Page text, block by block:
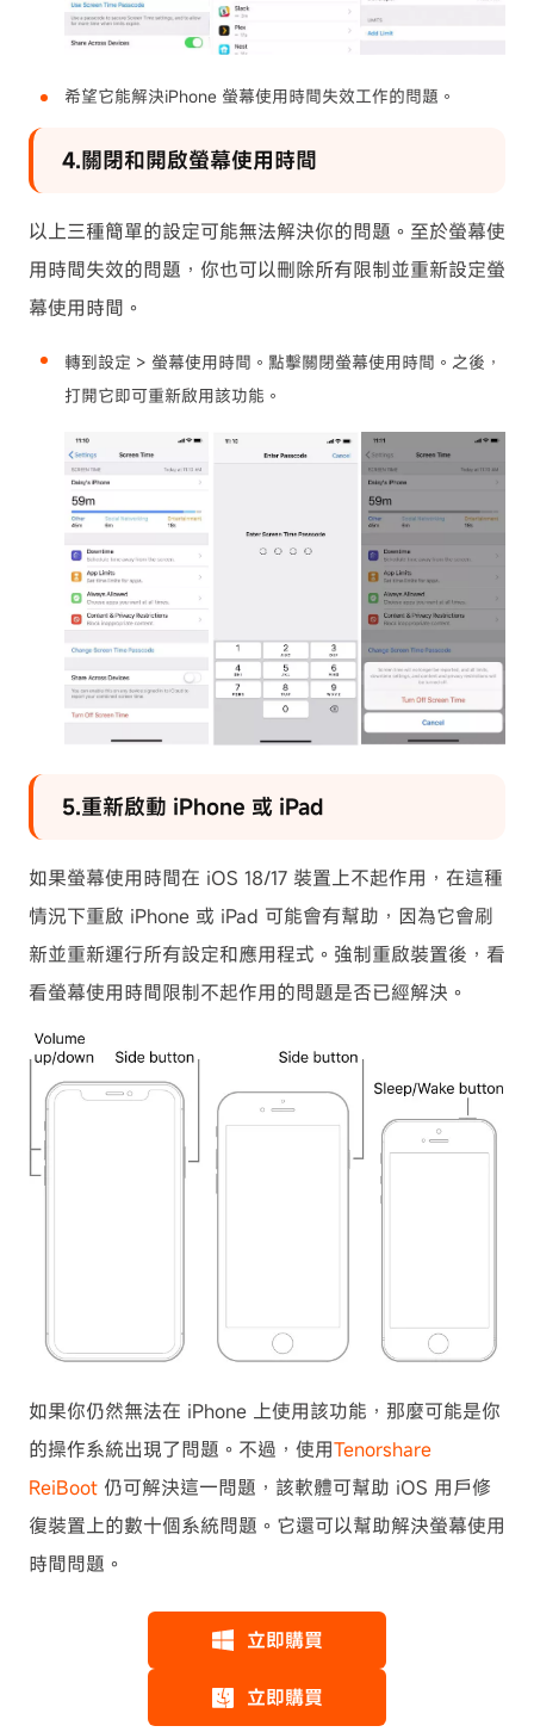
希望它能解決iPhone 螢幕使用時間失效工作的問題。
4.關閉和開啟螢幕使用時間
以上三種簡單的設定可能無法解決你的問題。至於螢幕使
用時間失效的問題，你也可以刪除所有限制並重新設定螢
幕使用時間。
轉到設定 > 螢幕使用時間。點擊關閉螢幕使用時間。之後，
打開它即可重新啟用該功能。
5.重新啟動 iPhone 或 iPad
如果螢幕使用時間在 iOS 18/17 裝置上不起作用，在這種
情況下重啟 iPhone 或 iPad 可能會有幫助，因為它會刷
新並重新運行所有設定和應用程式。強制重啟裝置後，看
看螢幕使用時間限制不起作用的問題是否已經解決。
如果你仍然無法在 iPhone 上使用該功能，那麼可能是你
的操作系統出現了問題。不過，使用Tenorshare
ReiBoot 仍可解決這一問題，該軟體可幫助 iOS 用戶修
復裝置上的數十個系統問題。它還可以幫助解決螢幕使用
時間問題。